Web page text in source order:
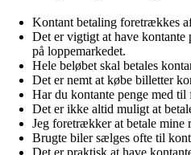
Kontant betaling foretrækkes
Det er vigtigt at have kontante
på loppemarkedet.
Hele beløbet skal betales
Det er nemt at købe billetter
Har du kontante penge med til
Det er ikke altid muligt at
Jeg foretrækker at betale mine
Brugte biler sælges ofte til
Det er praktisk at have